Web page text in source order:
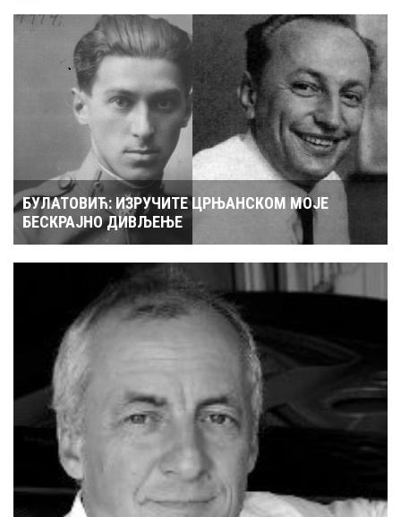
БУЛАТОВИЋ: ИЗРУЧИТЕ ЦРЊАНСКОМ МОЈЕ
БЕСКРАЈНО ДИВЉЕЊЕ